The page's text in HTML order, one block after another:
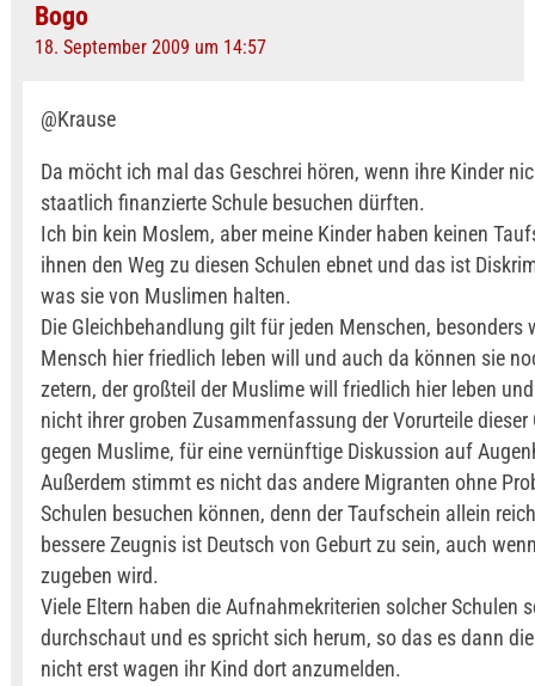
Bogo
18. September 2009 um 14:57
@Krause
Da möcht ich mal das Geschrei hören, wenn ihre Kinder
staatlich finanzierte Schule besuchen dürften.
Ich bin kein Moslem, aber meine Kinder haben keinen
ihnen den Weg zu diesen Schulen ebnet und das ist
was sie von Muslimen halten.
Die Gleichbehandlung gilt für jeden Menschen, besonders
Mensch hier friedlich leben will und auch da können sie
zetern, der großteil der Muslime will friedlich hier leben
nicht ihrer groben Zusammenfassung der Vorurteile
gegen Muslime, für eine vernünftige Diskussion auf
Außerdem stimmt es nicht das andere Migranten ohne
Schulen besuchen können, denn der Taufschein allein
bessere Zeugnis ist Deutsch von Geburt zu sein, auch
zugeben wird.
Viele Eltern haben die Aufnahmekriterien solcher Schulen
durchschaut und es spricht sich herum, so das es dann
nicht erst wagen ihr Kind dort anzumelden.